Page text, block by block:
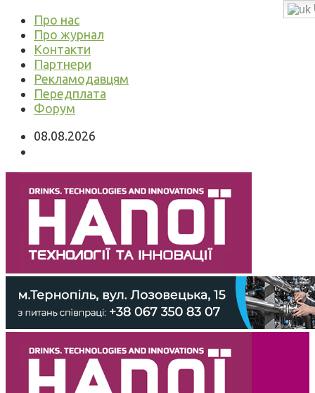
Про нас
Про журнал
Контакти
Партнери
Рекламодавцям
Передплата
Форум
08.08.2026